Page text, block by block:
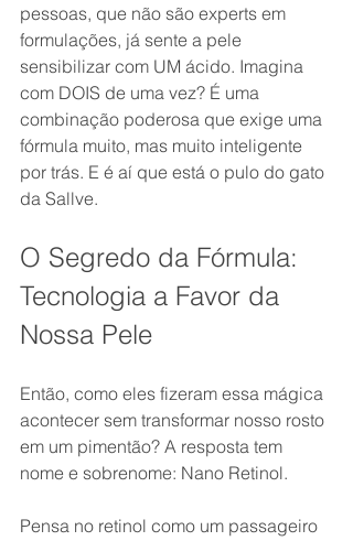
pessoas, que não são experts em
formulações, já sente a pele
sensibilizar com UM ácido. Imagina
com DOIS de uma vez? É uma
combinação poderosa que exige uma
fórmula muito, mas muito inteligente
por trás. E é aí que está o pulo do gato
da Sallve.
O Segredo da Fórmula:
Tecnologia a Favor da
Nossa Pele
Então, como eles fizeram essa mágica
acontecer sem transformar nosso rosto
em um pimentão? A resposta tem
nome e sobrenome: Nano Retinol.
Pensa no retinol como um passageiro